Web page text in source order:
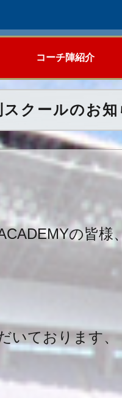
コーチ陣紹介
クールのお知
の皆
いております